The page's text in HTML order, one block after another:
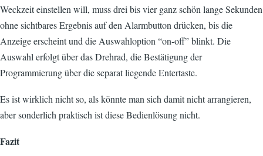
Weckzeit einstellen will, muss drei bis vier ganz schön lange Sekunden
ohne sichtbares Ergebnis auf den Alarmbutton drücken, bis die
Anzeige erscheint und die Auswahloption “on-off” blinkt. Die
Auswahl erfolgt über das Drehrad, die Bestätigung der
Programmierung über die separat liegende Entertaste.
Es ist wirklich nicht so, als könnte man sich damit nicht arrangieren,
aber sonderlich praktisch ist diese Bedienlösung nicht.
Fazit